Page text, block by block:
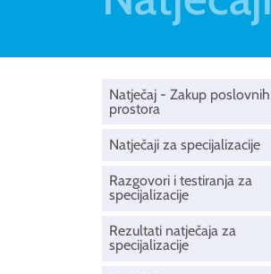
Natječaj - Zakup poslovnih
prostora
Natječaji za specijalizacije
Razgovori i testiranja za
specijalizacije
Rezultati natječaja za
specijalizacije